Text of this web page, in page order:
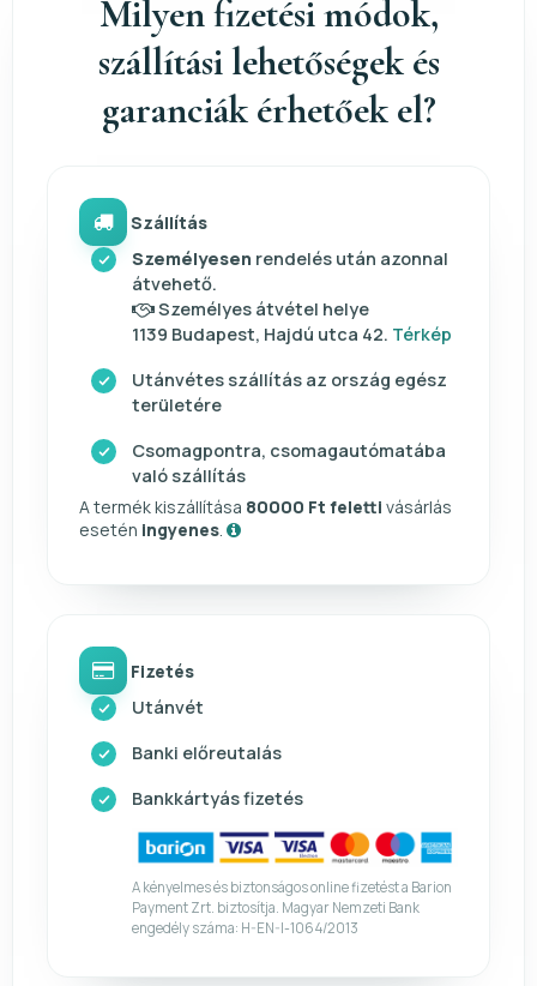
Milyen fizetési módok,
szállítási lehetőségek és
garanciák érhetőek el?
Szállítás
Személyesen rendelés után azonnal
átvehető.
Személyes átvétel helye
1139 Budapest, Hajdú utca 42. Térkép
Utánvétes szállítás az ország egész
területére
Csomagpontra, csomagautómatába
való szállítás
A termék kiszállítása 80000 Ft feletti vásárlás
esetén ingyenes
Fizetés
Utánvét
Banki előreutalás
Bankkártyás fizetés
A kényelmes és biztonságos online fizetést a Barion
Payment Zrt. biztosítja. Magyar Nemzeti Bank
engedély száma: H-EN-I-1064/2013